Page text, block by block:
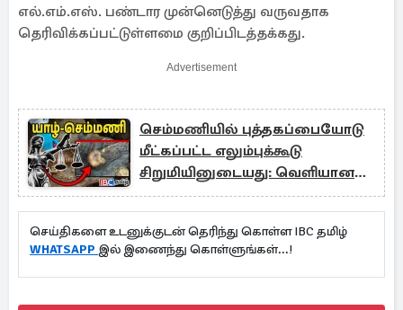
எல்.எம்.எஸ். பண்டார முன்னெடுத்து வருவதாக
தெரிவிக்கப்பட்டுள்ளமை குறிப்பிடத்தக்கது.
Advertisement
செம்மணியில் புத்தகப்பையோடு
மீட்கப்பட்ட எலும்புக்கூடு
சிறுமியினுடையது: வெளியான
அறிக்கை
செய்திகளை உடனுக்குடன் தெரிந்து கொள்ள IBC தமிழ்
WHATSAPP இல் இணைந்து கொள்ளுங்கள்...!